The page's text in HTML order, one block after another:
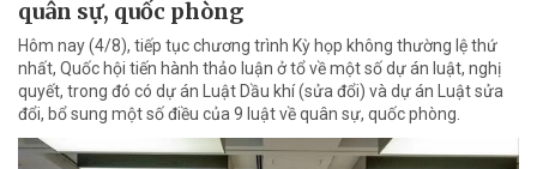
quân sự, quốc phòng
Hôm nay (4/8), tiếp tục chương trình Kỳ họp không thường lệ thứ
nhất, Quốc hội tiến hành thảo luận ở tổ về một số dự án luật, nghị
quyết, trong đó có dự án Luật Dầu khí (sửa đổi) và dự án Luật sửa
đổi, bổ sung một số điều của 9 luật về quân sự, quốc phòng.